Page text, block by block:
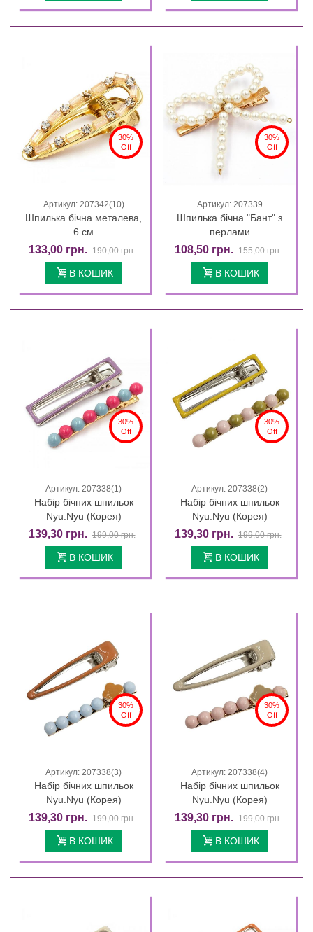
30%
Off
Артикул: 207342(10)
Шпилька бічна металева,
6 см
133,00 грн. 190,00 грн.
В КОШИК
30%
Off
Артикул: 207339
Шпилька бічна "Бант" з
перлами
108,50 грн. 155,00 грн.
В КОШИК
30%
Off
Артикул: 207338(1)
Набір бічних шпильок
Nyu.Nyu (Корея)
139,30 грн. 199,00 грн.
В КОШИК
30%
Off
Артикул: 207338(2)
Набір бічних шпильок
Nyu.Nyu (Корея)
139,30 грн. 199,00 грн.
В КОШИК
30%
Off
Артикул: 207338(3)
Набір бічних шпильок
Nyu.Nyu (Корея)
139,30 грн. 199,00 грн.
В КОШИК
30%
Off
Артикул: 207338(4)
Набір бічних шпильок
Nyu.Nyu (Корея)
139,30 грн. 199,00 грн.
В КОШИК